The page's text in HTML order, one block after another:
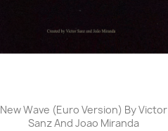
 Aperçu rapide
New Wave (Euro Version) By Victor
Sanz And Joao Miranda